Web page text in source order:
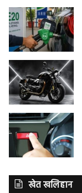
खेत खलिहान